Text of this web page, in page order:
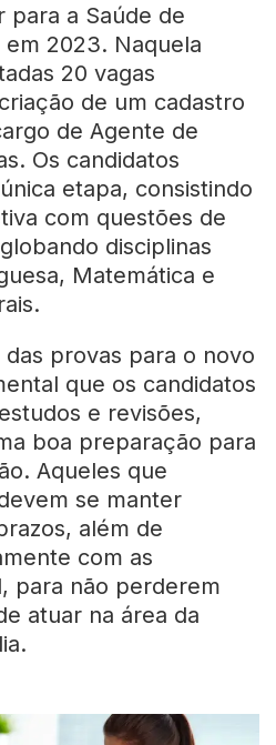
para a Saúde de
2023. Naquela
20 vagas
de um cadastro
de Agente de
Os candidatos
etapa, consistindo
com questões de
disciplinas
Matemática e
provas para o novo
que os candidatos
e revisões,
boa preparação para
Aqueles que
se manter
além de
com as
para não perderem
atuar na área da